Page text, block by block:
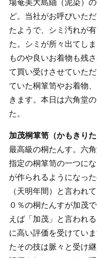
場奄美大島紬（泥染）
ど。当社がお呼びいた
たようで、シミ汚れが
た。シミが所々出てし
ものや良いお着物も残
て買い受けさせていた
ていた桐箪笥やお着物
きます。本日は六角堂
た。
加茂桐箪笥（かもきりた
最高級の桐たんす。六
指定の桐箪笥の一つに
が作られるようになっ
（天明年間）と言われ
０％の桐たんすが加茂
えば「加茂」と言われ
に高い評価を受けてい
たその技は脈々と受け